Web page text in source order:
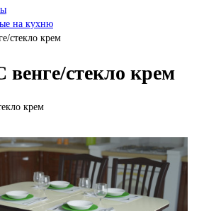
на кухню
стекло крем
венге/стекло крем